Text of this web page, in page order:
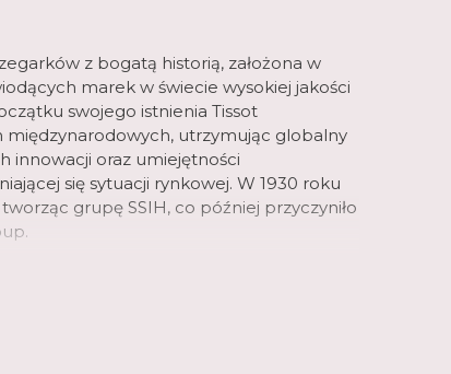
z bogatą historią, założona w
marek w świecie wysokiej jakości
swojego istnienia Tissot
międzynarodowych, utrzymując globalny
innowacji oraz umiejętności
się sytuacji rynkowej. W 1930 roku
tworząc grupę SSIH, co później przyczyniło
swoją bogatą historią, jak seria